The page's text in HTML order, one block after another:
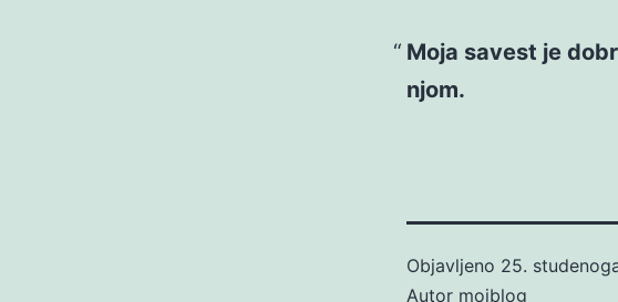
Moja savest je
njom.
Objavljeno 25.
Autor mojblog